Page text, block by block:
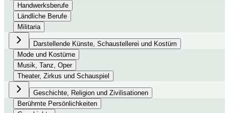
Handwerksberufe
Ländliche Berufe
Militaria
Darstellende Künste, Schaustellerei und Kostüm
Mode und Kostüme
Musik, Tanz, Oper
Theater, Zirkus und Schauspiel
Geschichte, Religion und Zivilisationen
Berühmte Persönlichkeiten